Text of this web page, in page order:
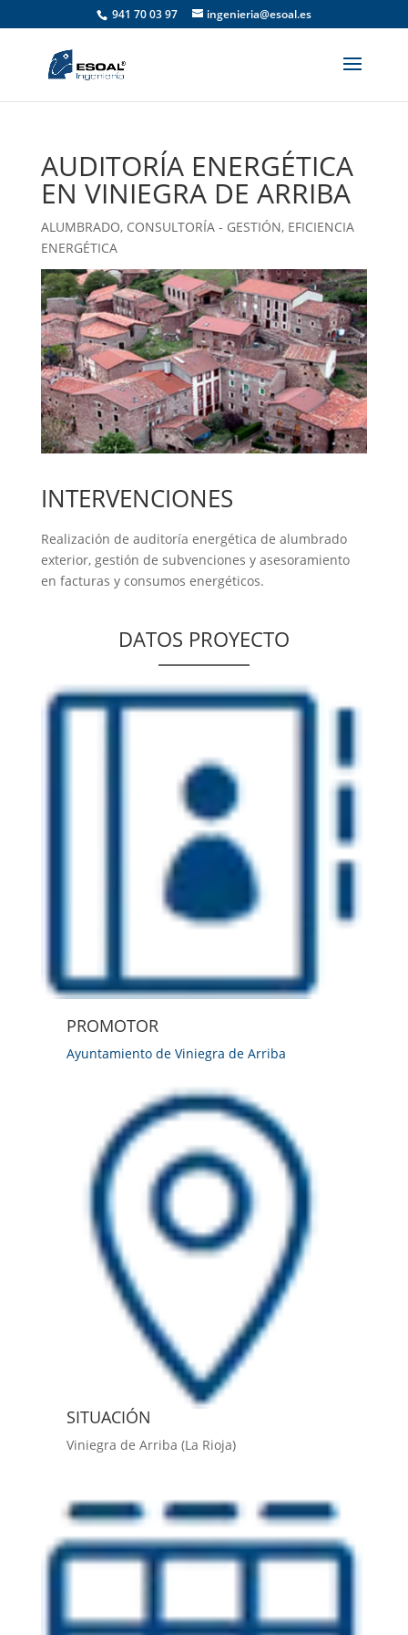
941 70 03 97 ingenieria@esoal.es
AUDITORÍA ENERGÉTICA
EN VINIEGRA DE ARRIBA
ALUMBRADO, CONSULTORÍA - GESTIÓN, EFICIENCIA
ENERGÉTICA
INTERVENCIONES
Realización de auditoría energética de alumbrado
exterior, gestión de subvenciones y asesoramiento
en facturas y consumos energéticos.
DATOS PROYECTO
PROMOTOR
Ayuntamiento de Viniegra de Arriba
SITUACIÓN
Viniegra de Arriba (La Rioja)